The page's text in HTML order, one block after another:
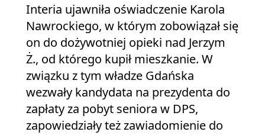
Interia ujawniła oświadczenie Karola
Nawrockiego, w którym zobowiązał się
on do dożywotniej opieki nad Jerzym
Ż., od którego kupił mieszkanie. W
związku z tym władze Gdańska
wezwały kandydata na prezydenta do
zapłaty za pobyt seniora w DPS,
zapowiedziały też zawiadomienie do